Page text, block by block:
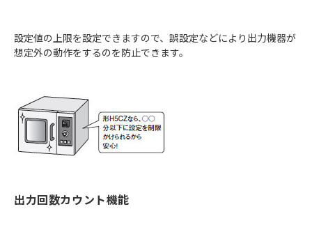
設定値の上限を設定できますので、誤設定などにより出力機器が
想定外の動作をするのを防止できます。
出力回数カウント機能